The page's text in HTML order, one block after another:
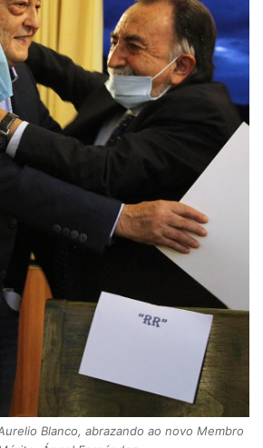
Blanco, abrazando ao novo Membro